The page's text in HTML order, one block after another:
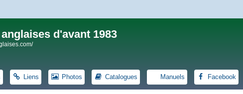
d'avant 1983
Liens Photos Catalogues Manuels Facebook